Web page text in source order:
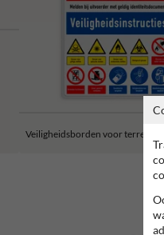
Veiligheidsborden voor terrein